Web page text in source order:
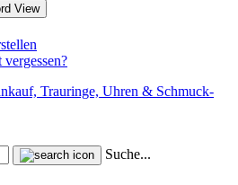
View
vergessen?
Suche...